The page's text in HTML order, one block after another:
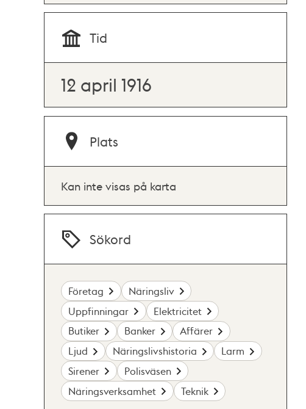
Tid
12 april 1916
Plats
Kan inte visas på karta
Sökord
Företag
Näringsliv
Uppfinningar
Elektricitet
Butiker
Banker
Affärer
Ljud
Näringslivshistoria
Larm
Sirener
Polisväsen
Näringsverksamhet
Teknik